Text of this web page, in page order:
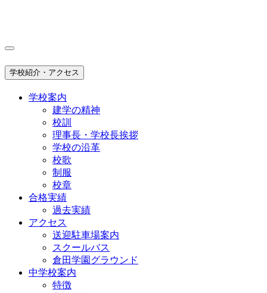
学校紹介・アクセス
学校案内
建学の精神
校訓
理事長・学校長挨拶
学校の沿革
校歌
制服
校章
合格実績
過去実績
アクセス
送迎駐車場案内
スクールバス
倉田学園グラウンド
中学校案内
特徴